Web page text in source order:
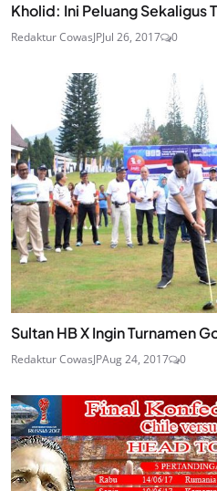
Kholid: Ini Peluang Sekaligus
Redaktur CowasJPJul 26, 2017 0
Sultan HB X Ingin Turnamen
Redaktur CowasJPAug 24, 2017 0